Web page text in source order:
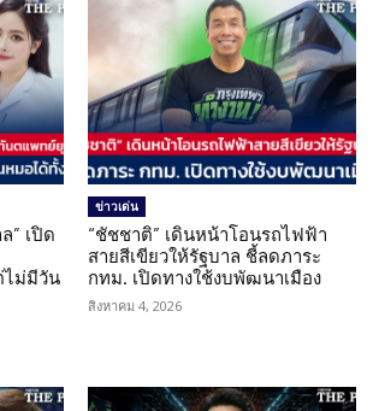
” เปิด
ไม่มีวัน
ข่าวเด่น
“ชัชชาติ” เดินหน้าโอนรถไฟฟ้า
สายสีเขียวให้รัฐบาล ชี้ลดภาระ
กทม. เปิดทางใช้งบพัฒนาเมือง
สิงหาคม 4, 2026